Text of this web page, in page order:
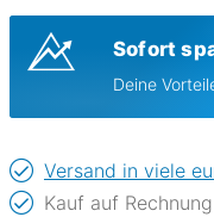
Sofort
Deine
Versand in viele
Kauf auf Rechnung